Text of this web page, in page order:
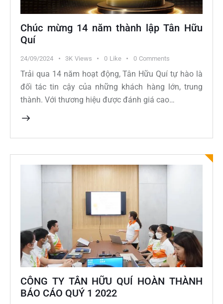
Chúc mừng 14 năm thành lập Tân Hữu
Quí
24/09/2024 3K Views 0 Like 0 Comments
Trải qua 14 năm hoạt động, Tân Hữu Quí tự hào là
đối tác tin cậy của những khách hàng lớn, trung
thành. Với thương hiệu được đánh giá cao…
CÔNG TY TÂN HỮU QUÍ HOÀN THÀNH
BÁO CÁO QUÝ 1 2022